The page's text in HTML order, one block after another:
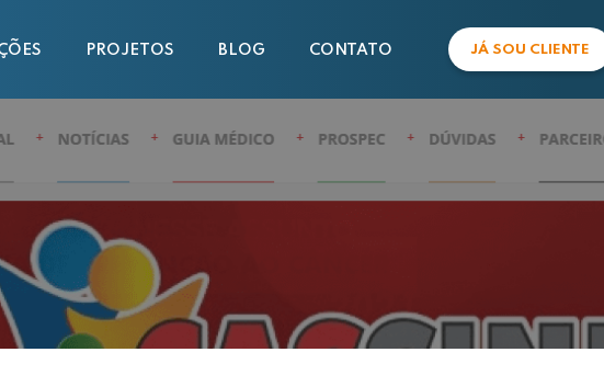
PROJETOS BLOG CONTATO JÁ SOU CLIENTE
COMERCIAL
SUPORTE